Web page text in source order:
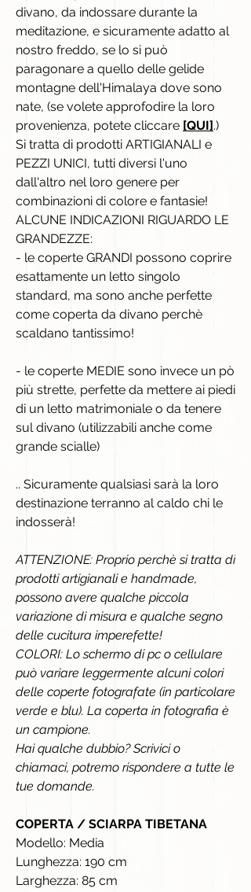
divano, da indossare durante la
meditazione, e sicuramente adatto al
nostro freddo, se lo si può
paragonare a quello delle gelide
montagne dell'Himalaya dove sono
nate, (se volete approfodire la loro
provenienza, potete cliccare [QUI].)
Si tratta di prodotti ARTIGIANALI e
PEZZI UNICI, tutti diversi l'uno
dall'altro nel loro genere per
combinazioni di colore e fantasie!
ALCUNE INDICAZIONI RIGUARDO LE
GRANDEZZE:
- le coperte GRANDI possono coprire
esattamente un letto singolo
standard, ma sono anche perfette
come coperta da divano perchè
scaldano tantissimo!
- le coperte MEDIE sono invece un pò
più strette, perfette da mettere ai piedi
di un letto matrimoniale o da tenere
sul divano (utilizzabili anche come
grande scialle)
.. Sicuramente qualsiasi sarà la loro
destinazione terranno al caldo chi le
indosserà!
ATTENZIONE: Proprio perchè si tratta di
prodotti artigianali e handmade,
possono avere qualche piccola
variazione di misura e qualche segno
delle cucitura imperefette!
COLORI: Lo schermo di pc o cellulare
può variare leggermente alcuni colori
delle coperte fotografate (in particolare
verde e blu). La coperta in fotografia è
un campione.
Hai qualche dubbio? Scrivici o
chiamaci, potremo rispondere a tutte le
tue domande.
COPERTA / SCIARPA TIBETANA
Modello: Media
Lunghezza: 190 cm
Larghezza: 85 cm